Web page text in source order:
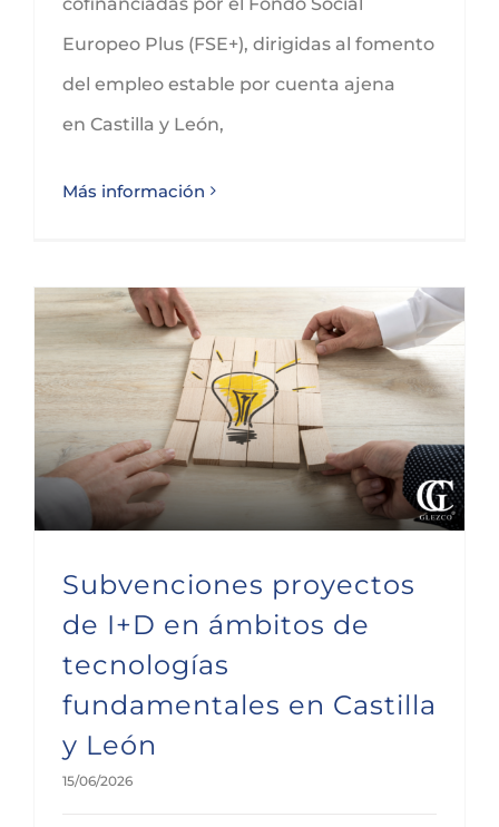
Europeo Plus (FSE+), dirigidas al fomento
del empleo estable por cuenta ajena
en Castilla y León,
Más información
Subvenciones proyectos
de I+D en ámbitos de
tecnologías
fundamentales en Castilla
y León
15/06/2026